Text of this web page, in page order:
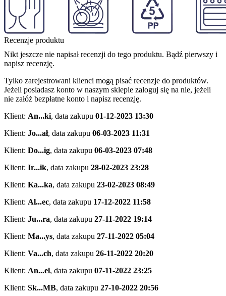
Recenzje produktu
Nikt jeszcze nie napisał recenzji do tego produktu. Bądź pierwszy i
napisz recenzję.
Tylko zarejestrowani klienci mogą pisać recenzje do produktów.
Jeżeli posiadasz konto w naszym sklepie zaloguj się na nie, jeżeli
nie załóż bezpłatne konto i napisz recenzję.
Klient: An...ki, data zakupu 01-12-2023 13:30
Klient: Jo...ał, data zakupu 06-03-2023 11:31
Klient: Do...ig, data zakupu 06-03-2023 07:48
Klient: Ir...ik, data zakupu 28-02-2023 23:28
Klient: Ka...ka, data zakupu 23-02-2023 08:49
Klient: Al...ec, data zakupu 17-12-2022 11:58
Klient: Ju...ra, data zakupu 27-11-2022 19:14
Klient: Ma...ys, data zakupu 27-11-2022 05:04
Klient: Va...ch, data zakupu 26-11-2022 20:20
Klient: An...el, data zakupu 07-11-2022 23:25
Klient: Sk...MB, data zakupu 27-10-2022 20:56